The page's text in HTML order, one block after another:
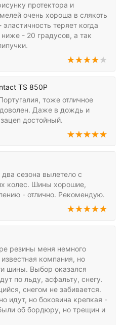
протектора и
очень хороша в слякоть
теряет когда
- 20 градусов, а так
TS 850P
тоже отличное
Даже в дождь и
достойный.
сезона вылетело с
колес. Шины хорошие,
- отлично. Рекомендую.
резины меня немного
компания, но
шины. Выбор оказался
по льду, асфальту, снегу.
снегом не забивается.
идут, но боковина крепкая -
об бордюру, но трещин и